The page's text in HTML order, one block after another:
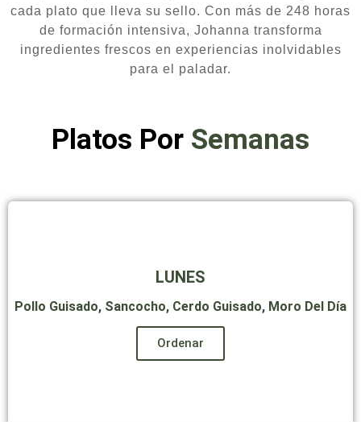
cada plato que lleva su sello. Con más de 248 horas
de formación intensiva, Johanna transforma
ingredientes frescos en experiencias inolvidables
para el paladar.
Platos Por Semanas
LUNES
Pollo Guisado, Sancocho, Cerdo Guisado, Moro Del Día
Ordenar